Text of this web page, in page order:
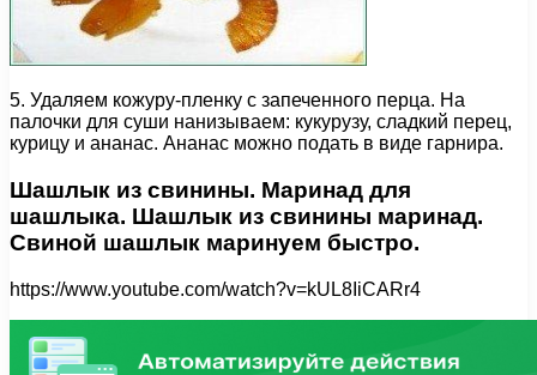
5. Удаляем кожуру-пленку с запеченного перца. На
палочки для суши нанизываем: кукурузу, сладкий перец,
курицу и ананас. Ананас можно подать в виде гарнира.
Шашлык из свинины. Маринад для
шашлыка. Шашлык из свинины маринад.
Свиной шашлык маринуем быстро.
https://www.youtube.com/watch?v=kUL8IiCARr4